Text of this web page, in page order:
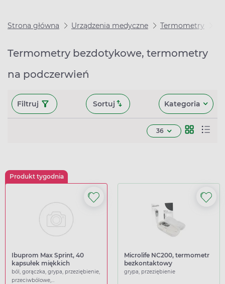
Strona główna Urządzenia medyczne Termometry
Termometry bezdotykowe, termometry
na podczerwień
Filtruj Sortuj Kategoria
36
Produkt tygodnia
Ibuprom Max Sprint, 40
kapsułek miękkich
ból, gorączka, grypa, przeziębienie,
przeciwbólowe,
Microlife NC200, termometr
bezkontaktowy
grypa, przeziębienie